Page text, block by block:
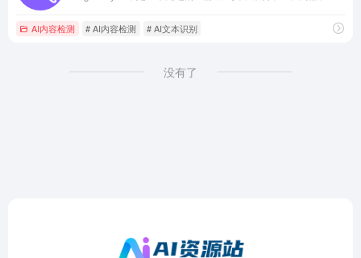
AI内容检测 # AI内容检测 # AI文本识别
没有了